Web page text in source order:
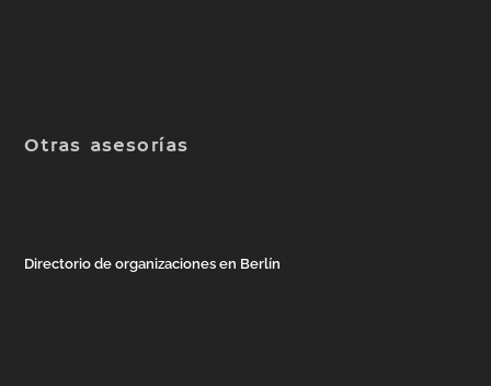
Otras asesorías
Directorio de organizaciones en Berlín